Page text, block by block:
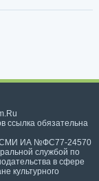
ссылка обязательна
СМИ ИА №ФС77-24570
службой по
в сфере
культурного